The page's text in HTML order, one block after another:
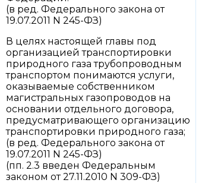
(в ред. Федерального закона от
19.07.2011 N 245-ФЗ)
В целях настоящей главы под
организацией транспортировки
природного газа трубопроводным
транспортом понимаются услуги,
оказываемые собственником
магистральных газопроводов на
основании отдельного договора,
предусматривающего организацию
транспортировки природного газа;
(в ред. Федерального закона от
19.07.2011 N 245-ФЗ)
(пп. 2.3 введен Федеральным
законом от 27.11.2010 N 309-ФЗ)